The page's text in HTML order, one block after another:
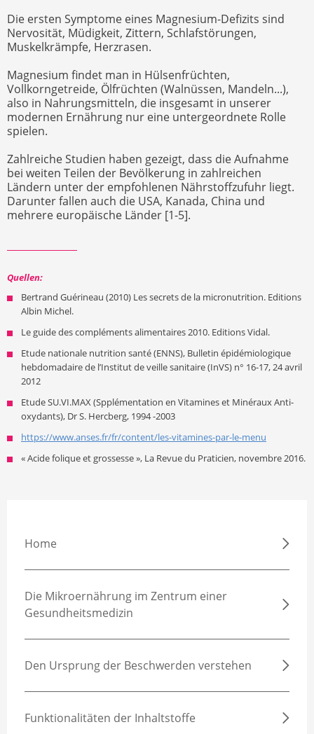
Die ersten Symptome eines Magnesium-Defizits sind
Nervosität, Müdigkeit, Zittern, Schlafstörungen,
Muskelkrämpfe, Herzrasen.
Magnesium findet man in Hülsenfrüchten,
Vollkorngetreide, Ölfrüchten (Walnüssen, Mandeln...),
also in Nahrungsmitteln, die insgesamt in unserer
modernen Ernährung nur eine untergeordnete Rolle
spielen.
Zahlreiche Studien haben gezeigt, dass die Aufnahme
bei weiten Teilen der Bevölkerung in zahlreichen
Ländern unter der empfohlenen Nährstoffzufuhr liegt.
Darunter fallen auch die USA, Kanada, China und
mehrere europäische Länder [1-5].
Quellen:
Bertrand Guérineau (2010) Les secrets de la micronutrition. Editions
Albin Michel.
Le guide des compléments alimentaires 2010. Editions Vidal.
Etude nationale nutrition santé (ENNS), Bulletin épidémiologique
hebdomadaire de l’Institut de veille sanitaire (InVS) n° 16-17, 24 avril
2012
Etude SU.VI.MAX (Spplémentation en Vitamines et Minéraux Anti-
oxydants), Dr S. Hercberg, 1994 -2003
https://www.anses.fr/fr/content/les-vitamines-par-le-menu
« Acide folique et grossesse », La Revue du Praticien, novembre 2016.
Home
Die Mikroernährung im Zentrum einer
Gesundheitsmedizin
Den Ursprung der Beschwerden verstehen
Funktionalitäten der Inhaltstoffe